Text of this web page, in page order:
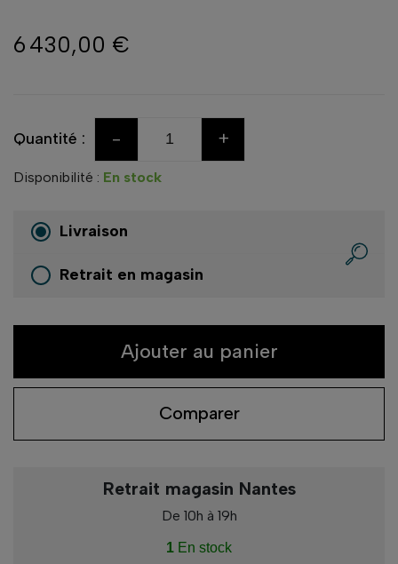
6 430,00 €
Quantité : - +
Disponibilité : En stock
Livraison
Retrait en magasin
Ajouter au panier
Comparer
Retrait magasin Nantes
De 10h à 19h
1 En stock